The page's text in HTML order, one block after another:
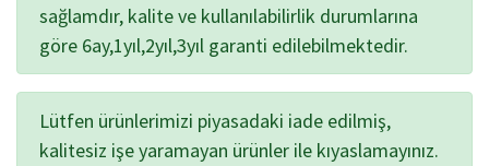
sağlamdır, kalite ve kullanılabilirlik durumlarına
göre 6ay,1yıl,2yıl,3yıl garanti edilebilmektedir.
Lütfen ürünlerimizi piyasadaki iade edilmiş,
kalitesiz işe yaramayan ürünler ile kıyaslamayınız.